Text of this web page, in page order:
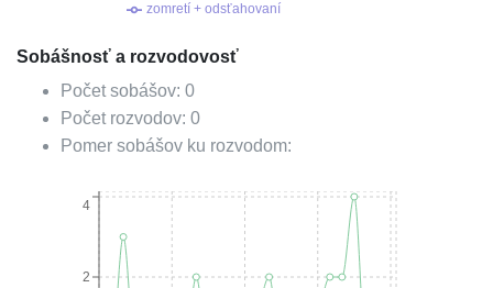
zomretí + odsťahovaní
Sobášnosť a rozvodovosť
Počet sobášov: 0
Počet rozvodov: 0
Pomer sobášov ku rozvodom:
2
4